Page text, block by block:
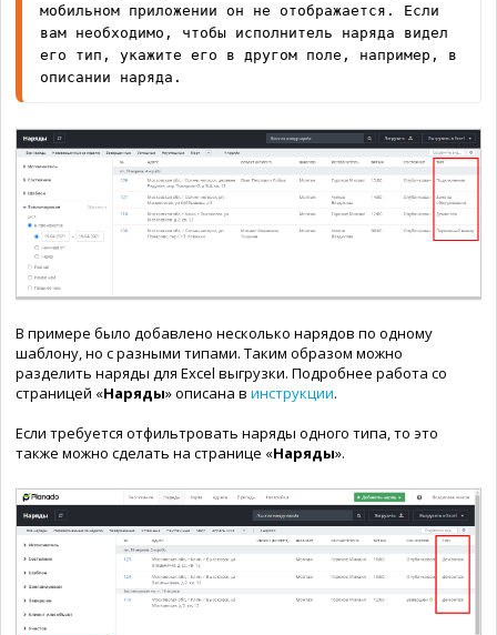
мобильном приложении он не отображается. Если
вам необходимо, чтобы исполнитель наряда видел
его тип, укажите его в другом поле, например, в
описании наряда.
В примере было добавлено несколько нарядов по одному
шаблону, но с разными типами. Таким образом можно
разделить наряды для Excel выгрузки. Подробнее работа со
страницей «Наряды»описана в инструкции.
Если требуется отфильтровать наряды одного типа, то это
также можно сделать на странице «Наряды».